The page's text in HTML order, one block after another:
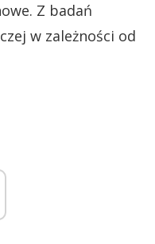
Z badań
w zależności od